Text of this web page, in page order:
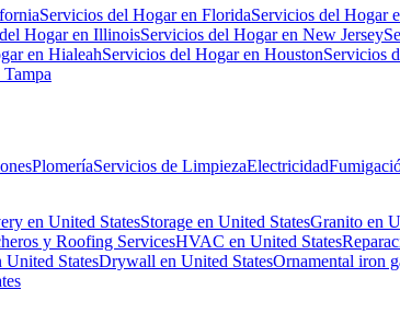
Servicios del Hogar en FloridaServicios del Hogar
Hogar en IllinoisServicios del Hogar en New Jersey
en HialeahServicios del Hogar en HoustonServicios
PlomeríaServicios de LimpiezaElectricidad
en United StatesStorage en United StatesGranito en
y Roofing ServicesHVAC en United States
United StatesDrywall en United StatesOrnamental iron